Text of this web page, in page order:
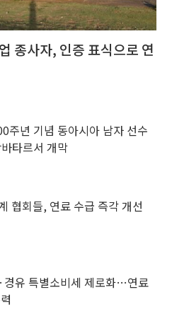
종사자, 인증 표식으로 연
주년 기념 동아시아 남자 선수
타르서 개막
협회들, 연료 수급 즉각 개선
경유 특별소비세 제로화…연료